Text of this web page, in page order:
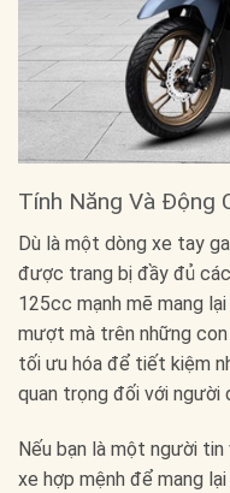
Tính Năng Và Động
Dù là một dòng xe tay
được trang bị đầy đủ
125cc mạnh mẽ mang
mượt mà trên những
tối ưu hóa để tiết kiệm
quan trọng đối với người
Nếu bạn là một người tin
xe hợp mệnh để mang